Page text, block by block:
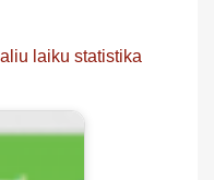
laiku statistika